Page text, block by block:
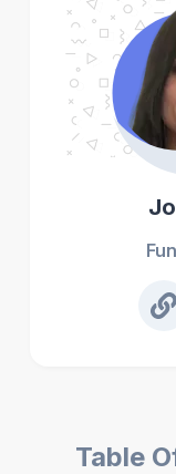
Table